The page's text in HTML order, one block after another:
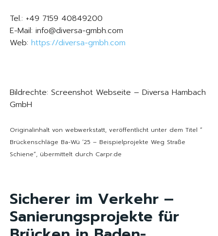
Tel.: +49 7159 40849200
E-Mail: info@diversa-gmbh.com
Web: https://diversa-gmbh.com
Bildrechte: Screenshot Webseite – Diversa Hambach
GmbH
Originalinhalt von webwerkstatt, veröffentlicht unter dem Titel “
Brückenschläge Ba-Wü ‘25 – Beispielprojekte Weg Straße
Schiene“, übermittelt durch Carpr.de
Sicherer im Verkehr –
Sanierungsprojekte für